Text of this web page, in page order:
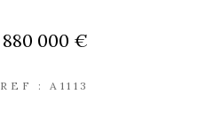
880 000 €
REF : A1113